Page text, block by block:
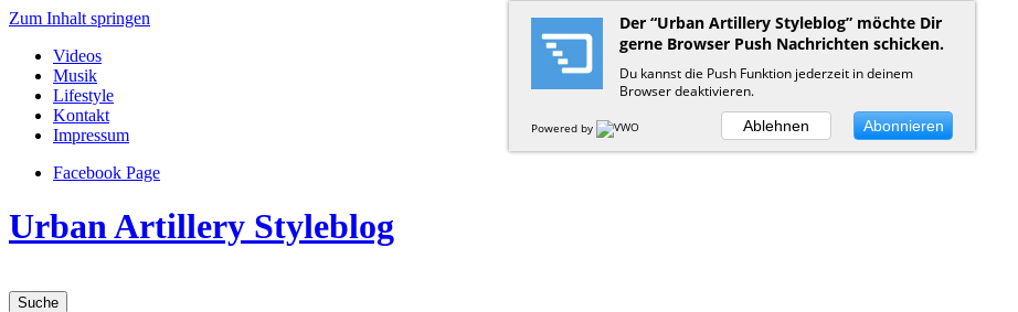
Zum Inhalt springen
Videos
Musik
Lifestyle
Kontakt
Impressum
Facebook Page
Urban Artillery Styleblog
Suche
Der “Urban Artillery Styleblog” möchte Dir
gerne Browser Push Nachrichten schicken.
Du kannst die Push Funktion jederzeit in deinem
Browser deaktivieren.
Powered by Ablehnen Abonnieren